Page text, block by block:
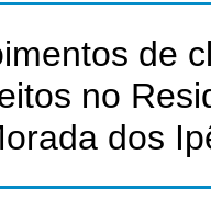
de
no
dos